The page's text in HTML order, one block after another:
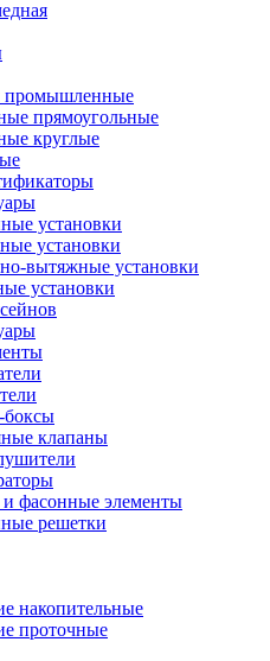
промышленные
прямоугольные
круглые
установки
установки
вытяжные установки
установки
боксы
клапаны
фасонные элементы
решетки
накопительные
проточные